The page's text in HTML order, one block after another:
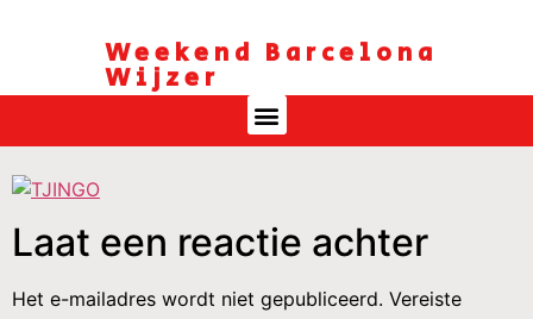
Weekend Barcelona
Wijzer
Laat een reactie achter
Het e-mailadres wordt niet gepubliceerd. Vereiste